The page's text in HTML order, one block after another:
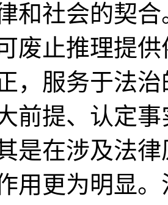
和社会的契
废止推理提
，服务于法
前提、认定
是在涉及法
用更为明显